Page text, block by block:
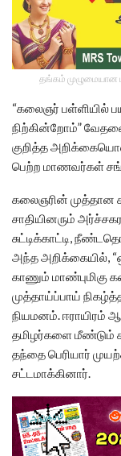
தங்கம் முழுமையான
“கலைஞர் பள்ளியில்
நிற்கின்றோம்”
குறித்த
பெற்ற மாணவர்கள்
கலைஞரின்
சாதியினரும்
சுட்டிக்காட்டி,
அந்த அறிக்கையில்,
காணும் மாண்புமிகு
முத்தாய்ப்பாய்
நியமனம். ஈராயிரம்
தமிழர்களை மீண்டும்
தந்தை பெரியார்
சட்டமாக்கினார்.